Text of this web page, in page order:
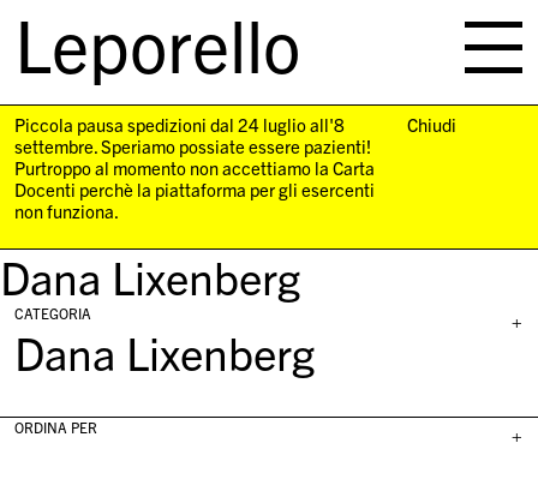
Leporello
navigation
Piccola pausa spedizioni dal 24 luglio all'8
settembre. Speriamo possiate essere pazienti!
Purtroppo al momento non accettiamo la Carta
Docenti perchè la piattaforma per gli esercenti
non funziona.
Chiudi
Dana Lixenberg
+
CATEGORIA
Dana Lixenberg
+
ORDINA PER